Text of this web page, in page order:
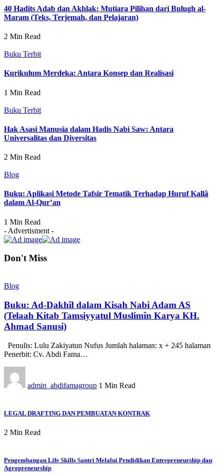
40 Hadits Adab dan Akhlak: Mutiara Pilihan dari Bulugh al-
Maram (Teks, Terjemah, dan Pelajaran)
2 Min Read
Buku Terbit
Kurikulum Merdeka: Antara Konsep dan Realisasi
1 Min Read
Buku Terbit
Hak Asasi Manusia dalam Hadis Nabi Saw: Antara
Universalitas dan Diversitas
2 Min Read
Blog
Buku: Aplikasi Metode Tafsir Tematik Terhadap Huruf Kallâ
dalam Al-Qur’an
1 Min Read
- Advertisment -
Don't Miss
Blog
Buku: Ad-Dakhîl dalam Kisah Nabi Adam AS
(Telaah Kitab Tamsiyyatul Muslimîn Karya KH.
Ahmad Sanusi)
Penulis: Lulu Zakiyatun Nufus Jumlah halaman: x + 245 halaman
Penerbit: Cv. Abdi Fama…
admin_abdifamagroup 1 Min Read
LEGAL DRAFTING DAN PEMBUATAN KONTRAK
2 Min Read
Pengembangan Life Skills Santri Melalui Pendidikan Entrepreneurship dan
Agropreneurship